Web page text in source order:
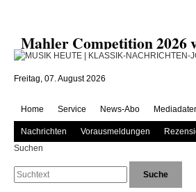
Mahler Competition 2026
Freitag, 07. August 2026
Home Service News-Abo
Nachrichten Vorausmeldungen
Suchen